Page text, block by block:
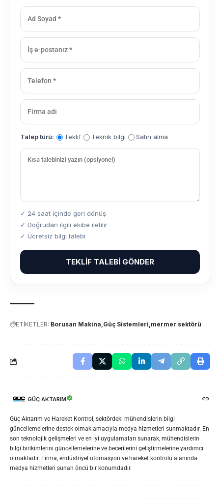
Talep türü: Teklif Teknik bilgi Satın alma
✓ 24 saat içinde geri dönüş
✓ Doğrudan ilgili ekibe iletilir
✓ Ücretsiz bilgi talebi
TEKLIF TALEBI GÖNDER
ETİKETLER: Borusan Makina Güç Sistemleri mermer sektörü
GÜÇ AKTARIM
Güç Aktarım ve Hareket Kontrol, sektördeki mühendislerin bilgi
güncellemelerine destek olmak amacıyla medya hizmetleri sunmaktadır. En
son teknolojik gelişmeleri ve en iyi uygulamaları sunarak, mühendislerin
bilgi birikimlerini güncellemelerine ve becerilerini geliştirmelerine yardımcı
olmaktadır. Firma, endüstriyel otomasyon ve hareket kontrolü alanında
medya hizmetleri sunan öncü bir konumdadır.